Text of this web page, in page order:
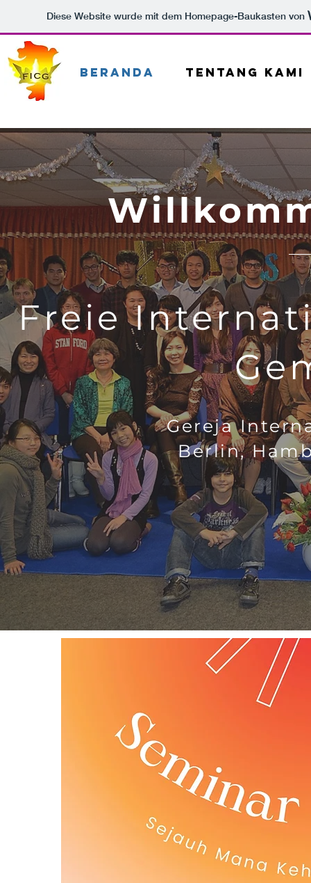
Diese Website wurde mit dem Homepage-Baukasten von
Beranda Tentang Kami
Freie
Gereja
Berlin,